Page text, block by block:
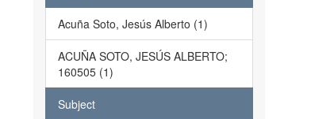
Acuña Soto, Jesús Alberto (1)
ACUÑA SOTO, JESÚS ALBERTO;
160505 (1)
Subject